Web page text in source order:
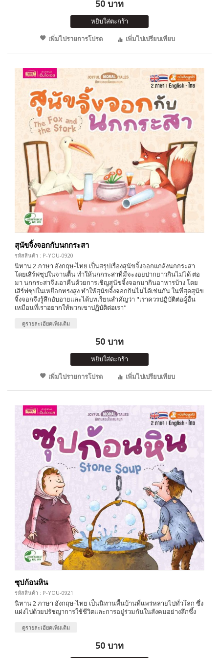
50 บาท
หยิบใส่ตะกร้า
เพิ่มไปรายการโปรด
เพิ่มไปเปรียบเทียบ
สุนัขจิ้งจอกกับนกกระสา
รหัสสินค้า : P-YOU-0920
นิทาน 2 ภาษา อังกฤษ-ไทย เป็นสรุปเรื่องสุนัขจิ้งจอกแกล้งนกกระสา
โดยเสิร์ฟซุปในจานตื้น ทำให้นกกระสาที่มีจะงอยปากยาวกินไม่ได้ ต่อ
มา นกกระสาจึงเอาคืนด้วยการเชิญสุนัขจิ้งจอกมากินอาหารบ้าง โดย
เสิร์ฟซุปในเหยือกทรงสูง ทำให้สุนัขจิ้งจอกกินไม่ได้เช่นกัน ในที่สุดสุนัข
จิ้งจอกจึงรู้สึกอับอายและได้บทเรียนสำคัญว่า "เราควรปฏิบัติต่อผู้อื่น
เหมือนที่เราอยากให้พวกเขาปฏิบัติต่อเรา"
ดูรายละเอียดเพิ่มเติม
50 บาท
หยิบใส่ตะกร้า
เพิ่มไปรายการโปรด
เพิ่มไปเปรียบเทียบ
ซุปก้อนหิน
รหัสสินค้า : P-YOU-0921
นิทาน 2 ภาษา อังกฤษ-ไทย เป็นนิทานพื้นบ้านที่แพร่หลายไปทั่วโลก ซึ่ง
แฝงไปด้วยปรัชญาการใช้ชีวิตและการอยู่ร่วมกันในสังคมอย่างลึกซึ้ง
ดูรายละเอียดเพิ่มเติม
50 บาท